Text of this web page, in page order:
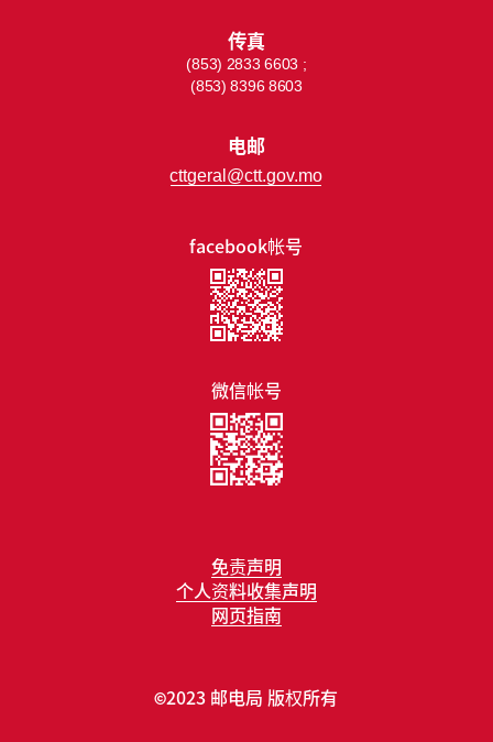
免责声明
个人资料收集声明
网页指南
facebook帐号
微信帐号
传真
(853) 2833 6603 ;
(853) 8396 8603
电邮
cttgeral@ctt.gov.mo
©2023 邮电局 版权所有